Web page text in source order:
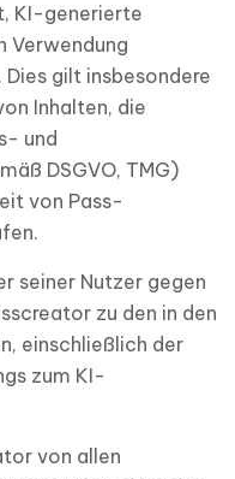
KI-generierte
Verwendung
gilt insbesondere
Inhalten, die
und
DSGVO, TMG)
von Pass-
seiner Nutzer gegen
zu den in den
einschließlich der
zum KI-
von allen